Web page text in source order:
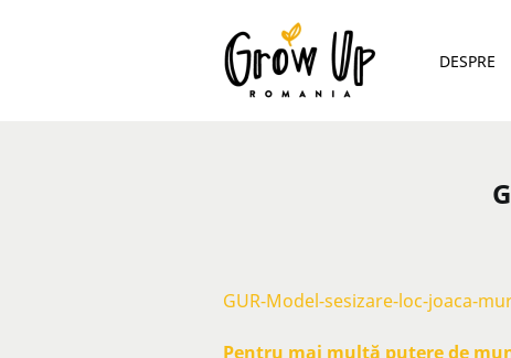
DESPRE
GUR-Model-sesizare-loc-joaca-
Pentru mai multă putere de